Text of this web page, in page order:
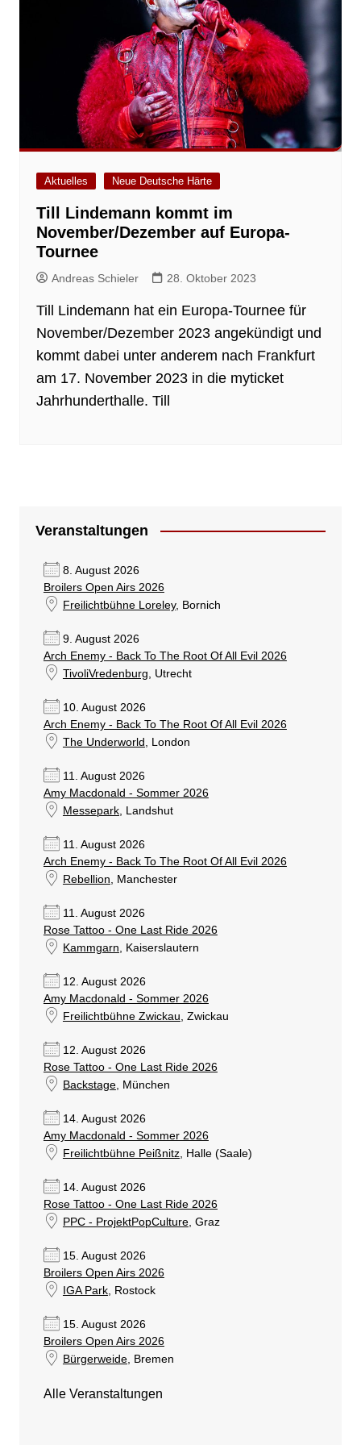
Aktuelles Neue Deutsche Härte
Till Lindemann kommt im
November/Dezember auf Europa-
Tournee
Andreas Schieler 28. Oktober 2023
Till Lindemann hat ein Europa-Tournee für
November/Dezember 2023 angekündigt und
kommt dabei unter anderem nach Frankfurt
am 17. November 2023 in die myticket
Jahrhunderthalle. Till
Veranstaltungen
8. August 2026
Broilers Open Airs 2026
Freilichtbühne Loreley, Bornich
9. August 2026
Arch Enemy - Back To The Root Of All Evil 2026
TivoliVredenburg , Utrecht
10. August 2026
Arch Enemy - Back To The Root Of All Evil 2026
The Underworld , London
11. August 2026
Amy Macdonald - Sommer 2026
Messepark, Landshut
11. August 2026
Arch Enemy - Back To The Root Of All Evil 2026
Rebellion , Manchester
11. August 2026
Rose Tattoo - One Last Ride 2026
Kammgarn , Kaiserslautern
12. August 2026
Amy Macdonald - Sommer 2026
Freilichtbühne Zwickau , Zwickau
12. August 2026
Rose Tattoo - One Last Ride 2026
Backstage, München
14. August 2026
Amy Macdonald - Sommer 2026
Freilichtbühne Peißnitz, Halle (Saale)
14. August 2026
Rose Tattoo - One Last Ride 2026
PPC - ProjektPopCulture, Graz
15. August 2026
Broilers Open Airs 2026
IGA Park, Rostock
15. August 2026
Broilers Open Airs 2026
Bürgerweide, Bremen
Alle Veranstaltungen